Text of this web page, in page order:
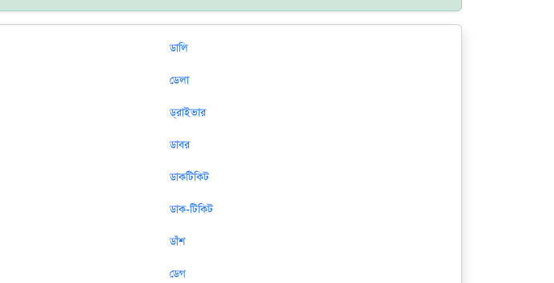
ডালি
ডেলা
ড্রাইভার
ডাবর
ডাকটিকিট
ডাক-টিকিট
ডাঁশ
ডেগ